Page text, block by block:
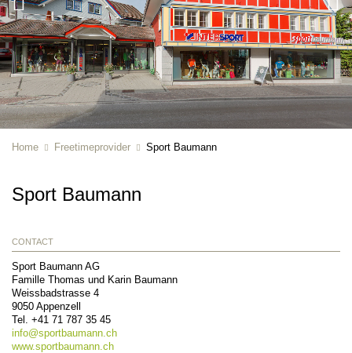
Home Freetimeprovider Sport Baumann
Sport Baumann
CONTACT
Sport Baumann AG
Famille Thomas und Karin Baumann
Weissbadstrasse 4
9050 Appenzell
Tel. +41 71 787 35 45
info@sportbaumann.ch
www.sportbaumann.ch